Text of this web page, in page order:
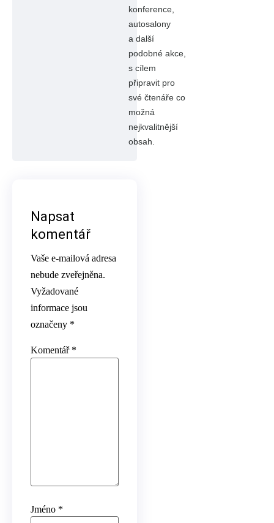
konference,
autosalony
a další
podobné akce,
s cílem
připravit pro
své čtenáře co
možná
nejkvalitnější
obsah.
Napsat
komentář
Vaše e-mailová adresa
nebude zveřejněna.
Vyžadované
informace jsou
označeny *
Komentář *
Jméno *